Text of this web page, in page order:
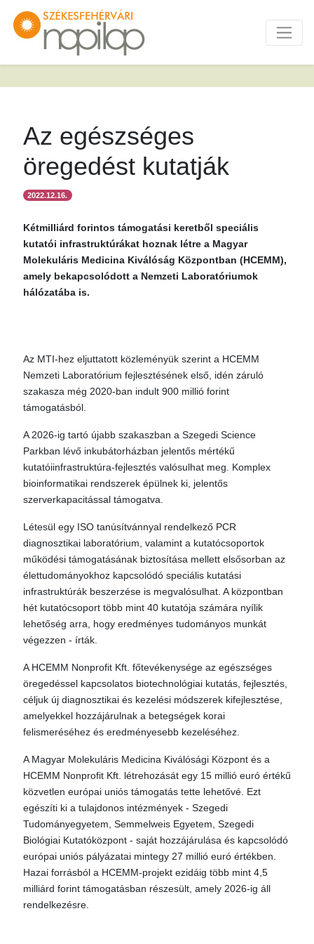
Az egészséges
öregedést kutatják
2022.12.16.
Kétmilliárd forintos támogatási keretből speciális
kutatói infrastruktúrákat hoznak létre a Magyar
Molekuláris Medicina Kiválóság Központban (HCEMM),
amely bekapcsolódott a Nemzeti Laboratóriumok
hálózatába is.
Az MTI-hez eljuttatott közleményük szerint a HCEMM
Nemzeti Laboratórium fejlesztésének első, idén záruló
szakasza még 2020-ban indult 900 millió forint
támogatásból.
A 2026-ig tartó újabb szakaszban a Szegedi Science
Parkban lévő inkubátorházban jelentős mértékű
kutatóiinfrastruktúra-fejlesztés valósulhat meg. Komplex
bioinformatikai rendszerek épülnek ki, jelentős
szerverkapacitással támogatva.
Létesül egy ISO tanúsítvánnyal rendelkező PCR
diagnosztikai laboratórium, valamint a kutatócsoportok
működési támogatásának biztosítása mellett elsősorban az
élettudományokhoz kapcsolódó speciális kutatási
infrastruktúrák beszerzése is megvalósulhat. A központban
hét kutatócsoport több mint 40 kutatója számára nyílik
lehetőség arra, hogy eredményes tudományos munkát
végezzen - írták.
A HCEMM Nonprofit Kft. főtevékenysége az egészséges
öregedéssel kapcsolatos biotechnológiai kutatás, fejlesztés,
céljuk új diagnosztikai és kezelési módszerek kifejlesztése,
amelyekkel hozzájárulnak a betegségek korai
felismeréséhez és eredményesebb kezeléséhez.
A Magyar Molekuláris Medicina Kiválósági Központ és a
HCEMM Nonprofit Kft. létrehozását egy 15 millió euró értékű
közvetlen európai uniós támogatás tette lehetővé. Ezt
egészíti ki a tulajdonos intézmények - Szegedi
Tudományegyetem, Semmelweis Egyetem, Szegedi
Biológiai Kutatóközpont - saját hozzájárulása és kapcsolódó
európai uniós pályázatai mintegy 27 millió euró értékben.
Hazai forrásból a HCEMM-projekt ezidáig több mint 4,5
milliárd forint támogatásban részesült, amely 2026-ig áll
rendelkezésre.